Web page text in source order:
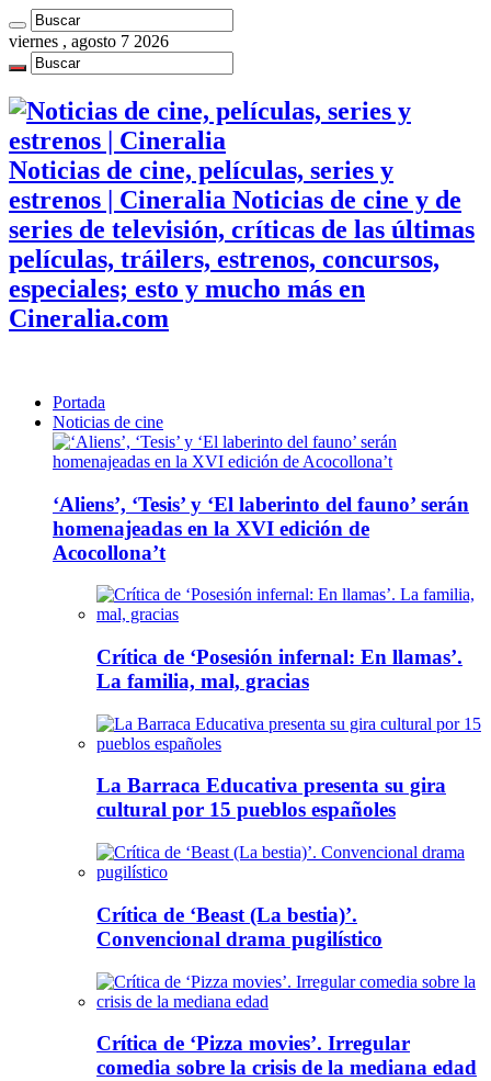
viernes , agosto 7 2026
Noticias de cine, películas, series y
estrenos | Cineralia Noticias de cine y de
series de televisión, críticas de las últimas
películas, tráilers, estrenos, concursos,
especiales; esto y mucho más en
Cineralia.com
Portada
Noticias de cine
‘Aliens’, ‘Tesis’ y ‘El laberinto del fauno’ serán
homenajeadas en la XVI edición de
Acocollona’t
Crítica de ‘Posesión infernal: En llamas’.
La familia, mal, gracias
La Barraca Educativa presenta su gira
cultural por 15 pueblos españoles
Crítica de ‘Beast (La bestia)’.
Convencional drama pugilístico
Crítica de ‘Pizza movies’. Irregular
comedia sobre la crisis de la mediana edad